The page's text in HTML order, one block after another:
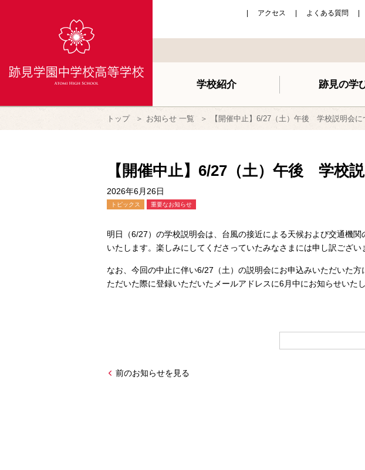
アクセス よくある質問
学校紹介 跡見の学
トップ お知らせ 一覧 【開催中止】6/27（土）午後 学校説明会に
【開催中止】6/27（土）午後 学校
2026年6月26日
トピックス 重要なお知らせ
明日（6/27）の学校説明会は、台風の接近による天候および交通機
いたします。楽しみにしてくださっていたみなさまには申し訳ござい
なお、今回の中止に伴い6/27（土）の説明会にお申込みいただいた
ただいた際に登録いただいたメールアドレスに6月中にお知らせいたし
前のお知らせを見る